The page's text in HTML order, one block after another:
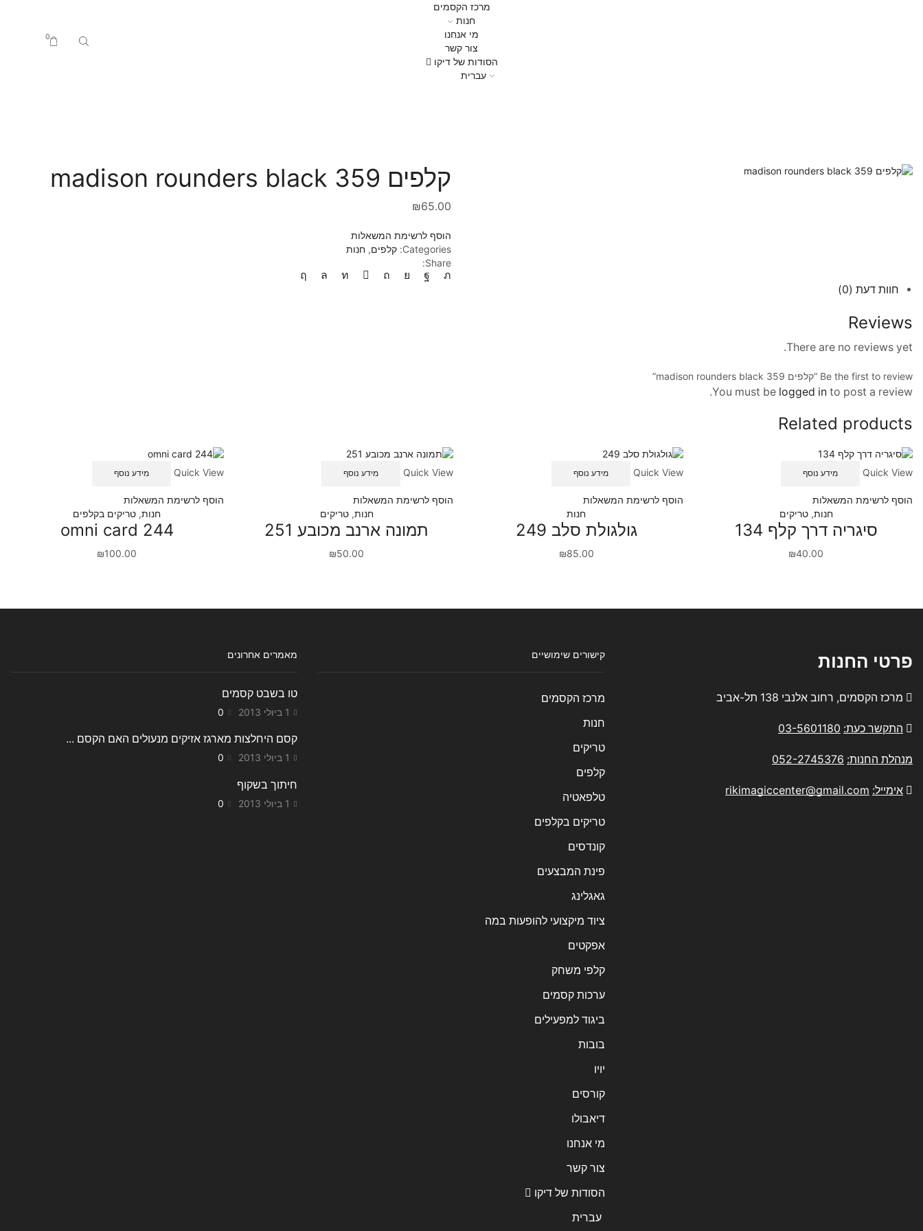
מרכז הקסמים
חנות
מי אנחנו
צור קשר
הסודות של דיקו
עברית
0
קלפים 359 madison rounders black
₪65.00
הוסף לרשימת המשאלות
Categories: קלפים, חנות
Share:
חוות דעת (0)
Reviews
There are no reviews yet.
Be the first to review “קלפים 359 madison rounders black”
You must be logged in to post a review.
Related products
Quick View מידע נוסף
הוסף לרשימת המשאלות
חנות,טריקים
סיגריה דרך קלף 134
₪40.00
Quick View מידע נוסף
הוסף לרשימת המשאלות
חנות
גולגולת סלב 249
₪85.00
Quick View מידע נוסף
הוסף לרשימת המשאלות
חנות,טריקים
תמונה ארנב מכובע 251
₪50.00
Quick View מידע נוסף
הוסף לרשימת המשאלות
חנות, טריקים בקלפים
omni card 244
₪100.00
פרטי החנות
מרכז הקסמים, רחוב אלנבי 138 תל-אביב
התקשר כעת: 03-5601180
מנהלת החנות: 052-2745376
אימייל: rikimagiccenter@gmail.com
קישורים שימושיים
מרכז הקסמים
חנות
טריקים
קלפים
טלפאטיה
טריקים בקלפים
קונדסים
פינת המבצעים
גאגלינג
ציוד מיקצועי להופעות במה
אפקטים
קלפי משחק
ערכות קסמים
ביגוד למפעילים
בובות
יויו
קורסים
דיאבולו
מי אנחנו
צור קשר
הסודות של דיקו
עברית
מאמרים אחרונים
טו בשבט קסמים
1 ביולי 2013 0
קסם היחלצות מארגז אזיקים מנעולים האם הקסם ...
1 ביולי 2013 0
חיתוך בשקוף
1 ביולי 2013 0